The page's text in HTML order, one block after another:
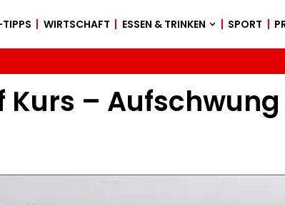
WIRTSCHAFT ESSEN & TRINKEN SPORT
–